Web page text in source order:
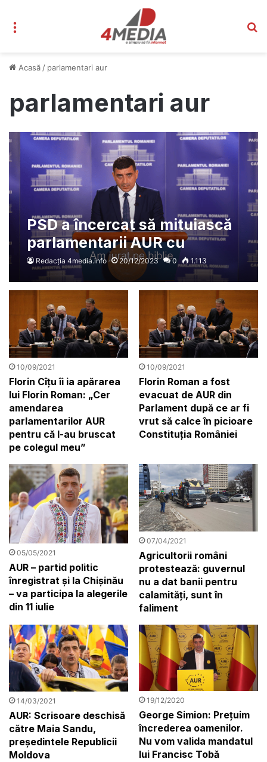
Acasă / parlamentari aur
parlamentari aur
PSD a încercat să mituiască
parlamentarii AUR cu
400.000 de lei pentru a vota
proiectul de buget
Redacția 4media.info 20/12/2023 0 1.113
10/09/2021
Florin Cîțu îi ia apărarea
lui Florin Roman: „Cer
amendarea
parlamentarilor AUR
pentru că l-au bruscat
pe colegul meu”
10/09/2021
Florin Roman a fost
evacuat de AUR din
Parlament după ce ar fi
vrut să calce în picioare
Constituția României
05/05/2021
AUR – partid politic
înregistrat și la Chișinău
– va participa la alegerile
din 11 iulie
07/04/2021
Agricultorii români
protestează: guvernul
nu a dat banii pentru
calamități, sunt în
faliment
14/03/2021
AUR: Scrisoare deschisă
către Maia Sandu,
președintele Republicii
Moldova
19/12/2020
George Simion: Prețuim
încrederea oamenilor.
Nu vom valida mandatul
lui Francisc Tobă